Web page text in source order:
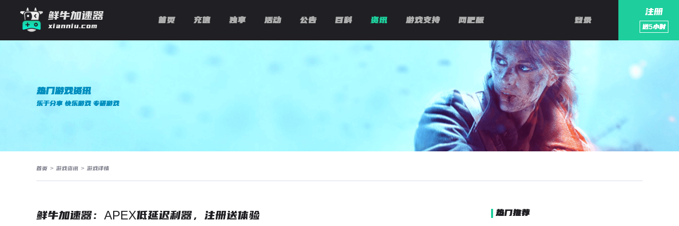
鲜牛加速器
xianniu.com
首页 充值 独享 活动 公告 百科 资讯 游戏支持 网吧版 登录
注册
送5小时
热门游戏资讯
乐于分享 快乐游戏 专研游戏
首页 > 游戏资讯 > 游戏详情
鲜牛加速器：APEX低延迟利器，注册送体验 热门推荐